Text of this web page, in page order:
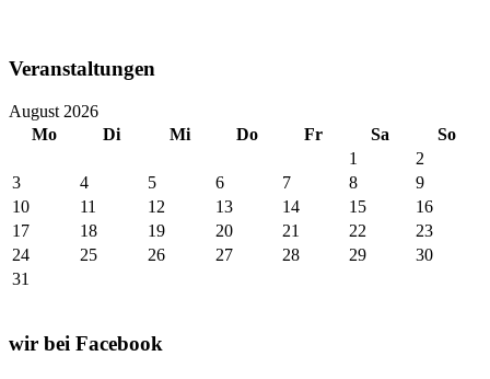
Veranstaltungen
August 2026
Mo
Di Mi Do Fr Sa
So
1
2
3
4 5 6 7 8
9
10
11 12 13 14 15
16
17
18 19 20 21 22
23
24
25 26 27 28 29
30
31
wir bei Facebook